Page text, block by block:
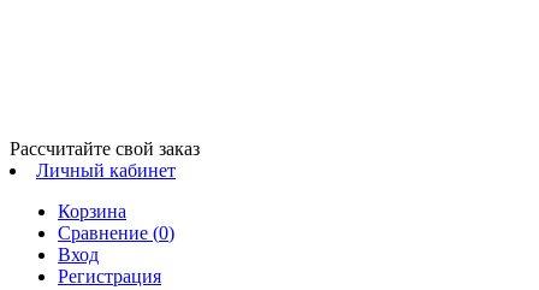
Рассчитайте свой заказ
Личный кабинет
Корзина
Сравнение (0)
Вход
Регистрация